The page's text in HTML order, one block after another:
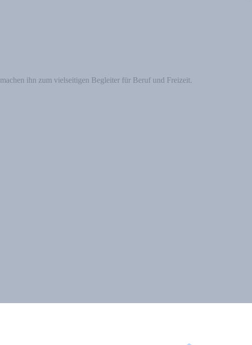
ihn zum vielseitigen Begleiter für Beruf und Freizeit.